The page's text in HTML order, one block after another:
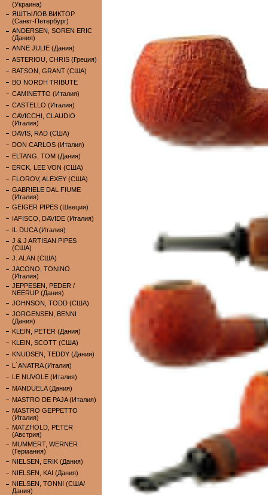
(Украина)
ЯШТЫЛОВ ВИКТОР
(Санкт-Петербург)
ANDERSEN, SOREN ERIC
(Дания)
ANNE JULIE (Дания)
ASTERIOU, CHRIS (Греция)
BATSON, GRANT (США)
BO NORDH TRIBUTE
CAMINETTO (Италия)
CASTELLO (Италия)
CAVICCHI, CLAUDIO
(Италия)
DAVIS, RAD (США)
DON CARLOS (Италия)
ELTANG, TOM (Дания)
ERCK, LEE VON (США)
FLOROV, ALEXEY (США)
GABRIELE DAL FIUME
(Италия)
GEIGER PIPES (Швеция)
IAFISCO, DAVIDE (Италия)
IL DUCA (Италия)
J & J ARTISAN PIPES
(США)
J. ALAN (США)
JACONO, TONINO
(Италия)
JEPPESEN, PEDER /
NEERUP (Дания)
JOHNSON, TODD (США)
JORGENSEN, BENNI
(Дания)
KLEIN, PETER (Дания)
KLEIN, SCOTT (США)
KNUDSEN, TEDDY (Дания)
L`ANATRA (Италия)
LE NUVOLE (Италия)
MANDUELA (Дания)
MASTRO DE PAJA (Италия)
MASTRO GEPPETTO
(Италия)
MATZHOLD, PETER
(Австрия)
MUMMERT, WERNER
(Германия)
NIELSEN, ERIK (Дания)
NIELSEN, KAI (Дания)
NIELSEN, TONNI (США/
Дания)